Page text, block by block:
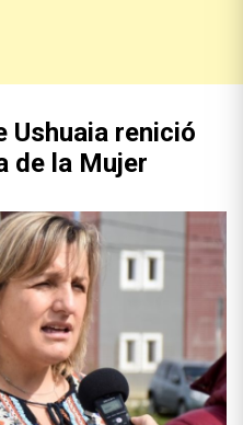
Ushuaia renició
de la Mujer